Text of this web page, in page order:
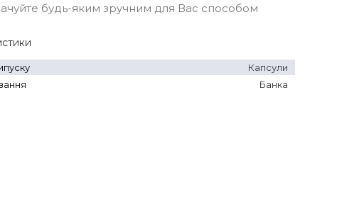
будь-яким зручним для Вас способом
Капсули
Банка